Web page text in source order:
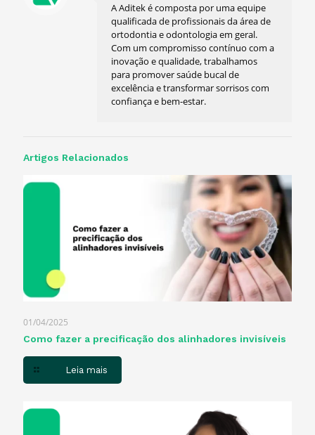
A Aditek é composta por uma equipe
qualificada de profissionais da área de
ortodontia e odontologia em geral.
Com um compromisso contínuo com a
inovação e qualidade, trabalhamos
para promover saúde bucal de
excelência e transformar sorrisos com
confiança e bem-estar.
Artigos Relacionados
01/04/2025
Como fazer a precificação dos alinhadores invisíveis
Leia mais